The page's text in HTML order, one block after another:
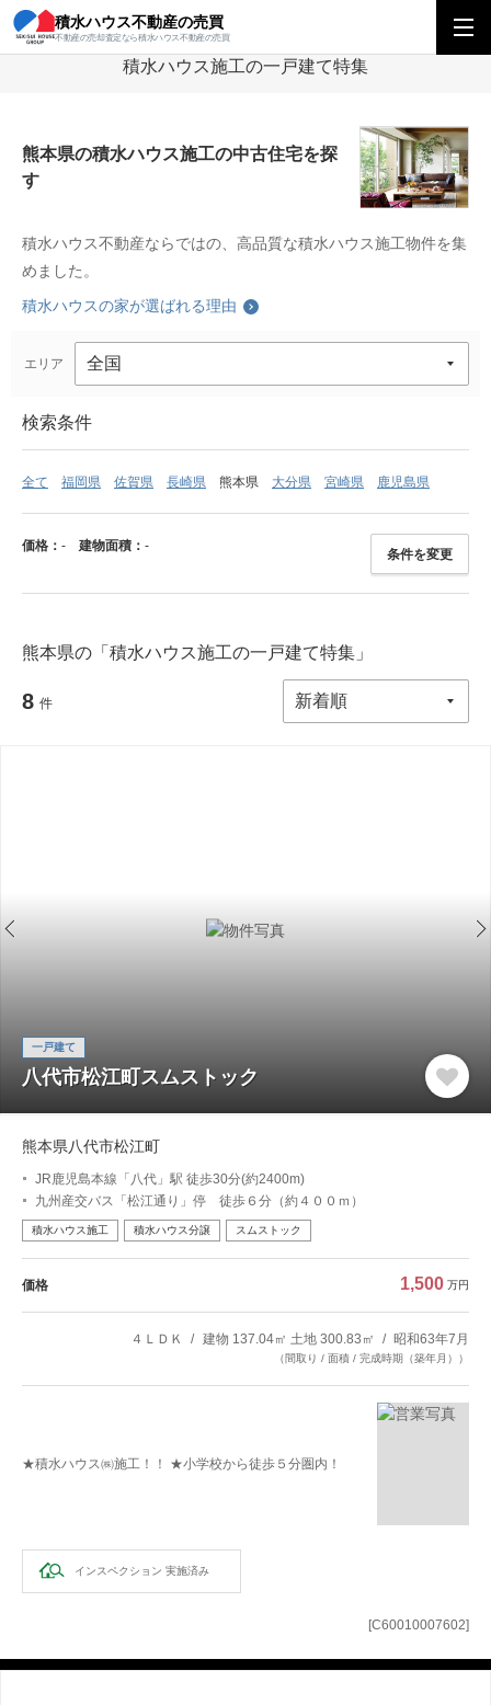
積水ハウス不動産の売買
不動産の売却査定なら積水ハウス不動産の売買
積水ハウス不動産の売買 九州エリア 熊本
積水ハウス施工の一戸建て特集
熊本県の積水ハウス施工の中古住宅を探
す
積水ハウス不動産ならではの、高品質な積水ハウス施工物件を集
めました。
積水ハウスの家が選ばれる理由
エリア
検索条件
全て 福岡県 佐賀県 長崎県 熊本県 大分県 宮崎県 鹿児島県
価格： - 建物面積： -
条件を変更
熊本県の「積水ハウス施工の一戸建て特集」
8 件
インスペクション 実施済み
[C60010007602]
一戸建て
八代市松江町スムストック
熊本県八代市松江町
JR鹿児島本線「八代」駅 徒歩30分(約2400m)
九州産交バス「松江通り」停 徒歩６分（約４００ｍ）
積水ハウス施工 積水ハウス分譲 スムストック
価格 1,500 万円
４ＬＤＫ 建物 137.04㎡ 土地 300.83㎡ 昭和63年7月
（間取り / 面積 / 完成時期（築年月））
★積水ハウス㈱施工！！ ★小学校から徒歩５分圏内！